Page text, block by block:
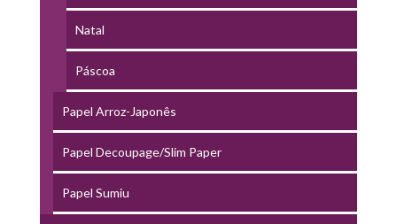
Natal
Páscoa
Papel Arroz-Japonês
Papel Decoupage/Slim Paper
Papel Sumiu